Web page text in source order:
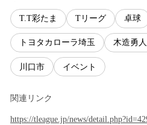
T.T彩たま Tリーグ 卓球
トヨタカローラ埼玉 木造勇人
川口市 イベント
関連リンク
https://tleague.jp/news/